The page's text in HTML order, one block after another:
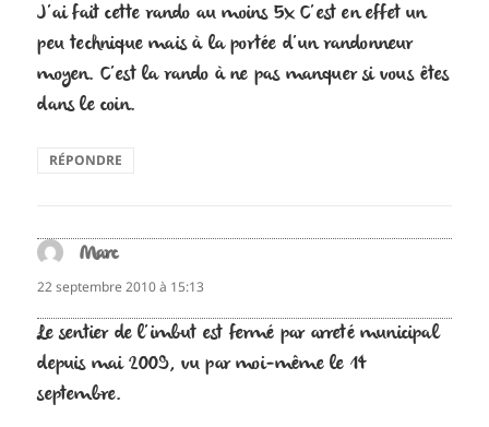
J’ai fait cette rando au moins 5x C’est en effet un
peu technique mais à la portée d’un randonneur
moyen. C’est la rando à ne pas manquer si vous êtes
dans le coin.
RÉPONDRE
Marcdit :
22 septembre 2010 à 15:13
Le sentier de l’imbut est fermé par arreté municipal
depuis mai 2009, vu par moi-même le 14
septembre.